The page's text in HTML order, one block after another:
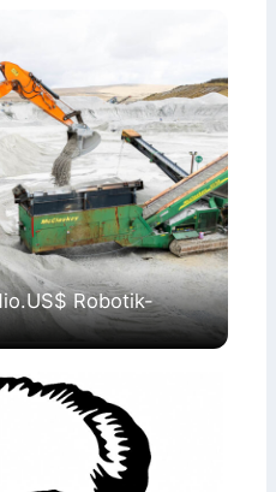
Robotik-